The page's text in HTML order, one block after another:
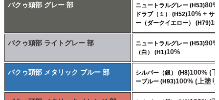
バクゥ頭部 グレー 部 ニュートラルグレー (H53)
ドラブ（１） (H52)10% + サ
ー（ダークイエロー） (H79)
バクゥ頭部 ライトグレー 部 ニュートラルグレー (H53)
（白） (H1)10%
バクゥ頭部 メタリック ブルー 部 シルバー（銀） (H8)100% (
ーブルー (H93)100% (上塗